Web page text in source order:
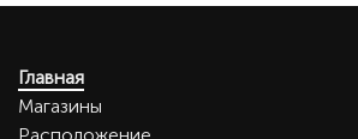
Главная
Магазины
Расположение